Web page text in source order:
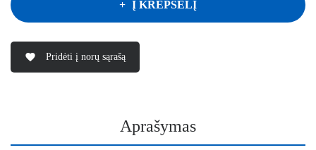
Į KREPŠELĮ
favorite Pridėti į norų sąrašą
Aprašymas